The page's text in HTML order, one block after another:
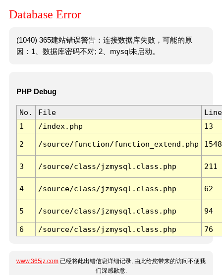
Database Error
(1040) 365建站错误警告：连接数据库失败，可能的原
因：1、数据库密码不对; 2、mysql未启动。
PHP Debug
No. File
Line
1
/index.php 13
2 /source/function/function_extend.php 1548
3 /source/class/jzmysql.class.php 211
4 /source/class/jzmysql.class.php 62
5 /source/class/jzmysql.class.php 94
6 /source/class/jzmysql.class.php 76
www.365jz.com 已经将此出错信息详细记录, 由此给您带来的访问不便我
们深感歉意.